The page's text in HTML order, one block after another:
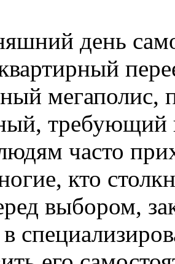
день
квартирный
требующий
часто
кто
выбором,